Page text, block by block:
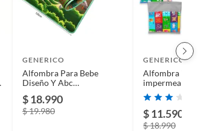
GENERICO
Alfombra Para Bebe
Diseño Y Abc
$ 18.990
$ 19.980
GENERICO
Alfombra
impermeable
goma tatame
x 150
$ 11.590
$ 18.990